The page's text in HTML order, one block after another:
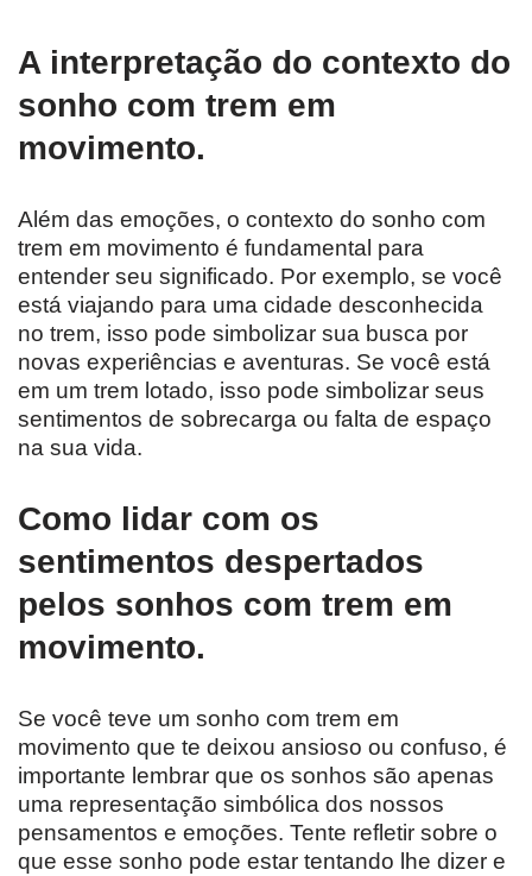
A interpretação do contexto do
sonho com trem em
movimento.
Além das emoções, o contexto do sonho com
trem em movimento é fundamental para
entender seu significado. Por exemplo, se você
está viajando para uma cidade desconhecida
no trem, isso pode simbolizar sua busca por
novas experiências e aventuras. Se você está
em um trem lotado, isso pode simbolizar seus
sentimentos de sobrecarga ou falta de espaço
na sua vida.
Como lidar com os
sentimentos despertados
pelos sonhos com trem em
movimento.
Se você teve um sonho com trem em
movimento que te deixou ansioso ou confuso, é
importante lembrar que os sonhos são apenas
uma representação simbólica dos nossos
pensamentos e emoções. Tente refletir sobre o
que esse sonho pode estar tentando lhe dizer e